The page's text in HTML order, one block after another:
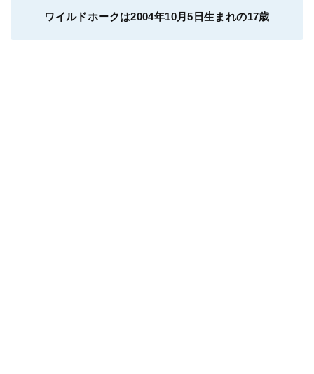
ワイルドホークは2004年10月5日生まれの17歳